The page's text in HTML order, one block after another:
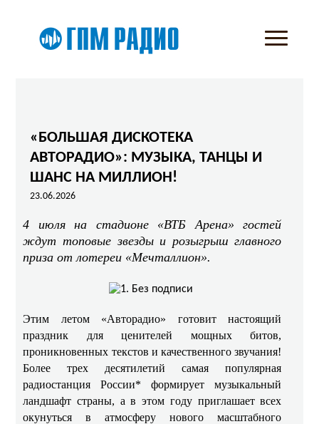
«БОЛЬШАЯ ДИСКОТЕКА
АВТОРАДИО»: МУЗЫКА, ТАНЦЫ И
ШАНС НА МИЛЛИОН!
23.06.2026
4 июля на стадионе «ВТБ Арена» гостей
ждут топовые звезды и розыгрыш главного
приза от лотереи «Мечталлион».
Этим летом «Авторадио» готовит настоящий
праздник для ценителей мощных битов,
проникновенных текстов и качественного звучания!
Более трех десятилетий самая популярная
радиостанция России* формирует музыкальный
ландшафт страны, а в этом году приглашает всех
окунуться в атмосферу нового масштабного